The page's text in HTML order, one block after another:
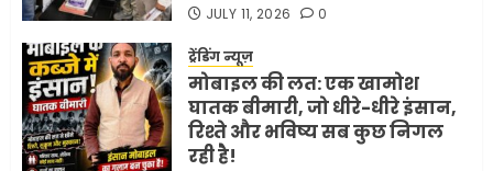
JULY 11, 2026 0
ट्रेंडिंग न्यूज़
मोबाइल की लत: एक खामोश
घातक बीमारी, जो धीरे-धीरे इंसान,
रिश्ते और भविष्य सब कुछ निगल
रही है!